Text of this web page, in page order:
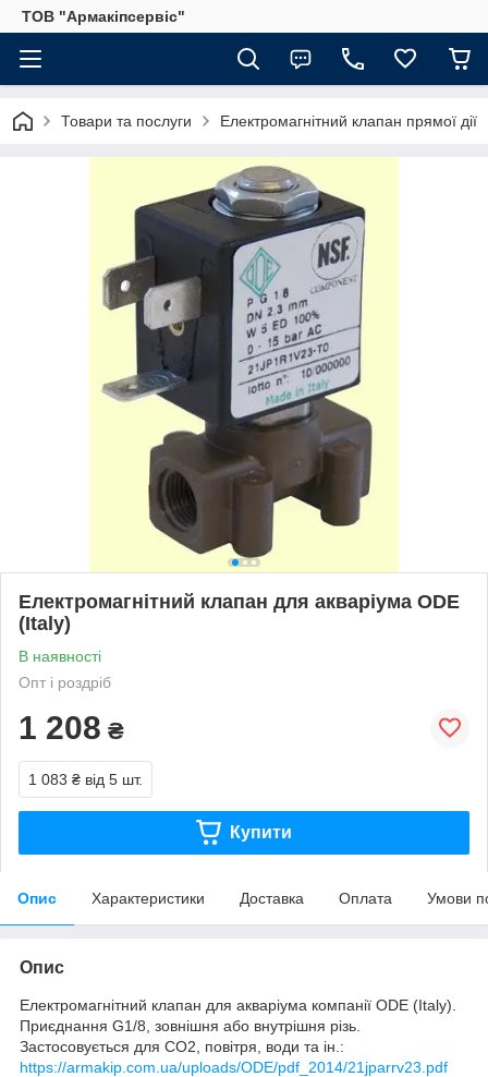
ТОВ "Армакіпсервіс"
Товари та послуги Електромагнітний клапан прямої дії
Електромагнітний клапан для акваріума ODE
(Italy)
В наявності
Опт і роздріб
1 208 ₴
1 083 ₴ від 5 шт.
Купити
Опис Характеристики Доставка Оплата Умови
Опис
Електромагнітний клапан для акваріума компанії ODE (Italy).
Приєднання G1/8, зовнішня або внутрішня різь.
Застосовується для СО2, повітря, води та ін.:
https://armakip.com.ua/uploads/ODE/pdf_2014/21jparrv23.pdf